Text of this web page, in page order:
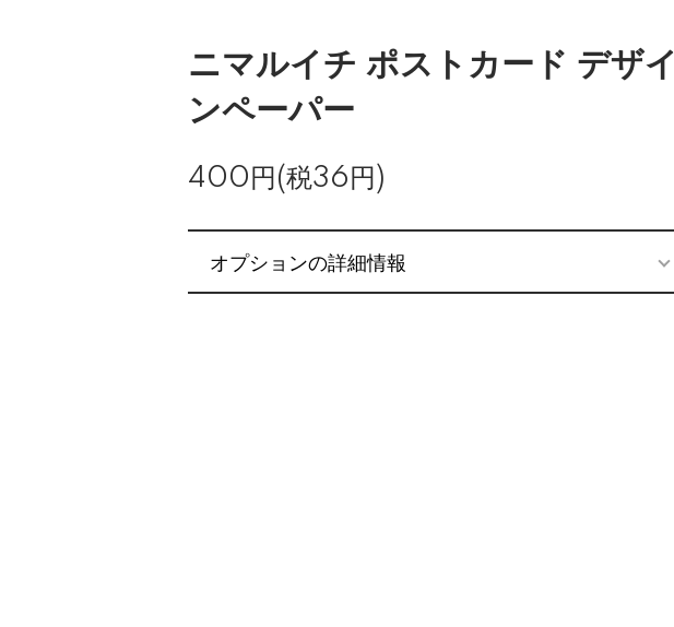
ニマルイチ ポストカード デザイ
ンペーパー
400円(税36円)
オプションの詳細情報